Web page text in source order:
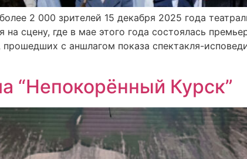
2 000 зрителей 15 декабря 2025 года
на сцену, где в мае этого года состоялась
с аншлагом показа спектакля-
“Непокорённый Курск”